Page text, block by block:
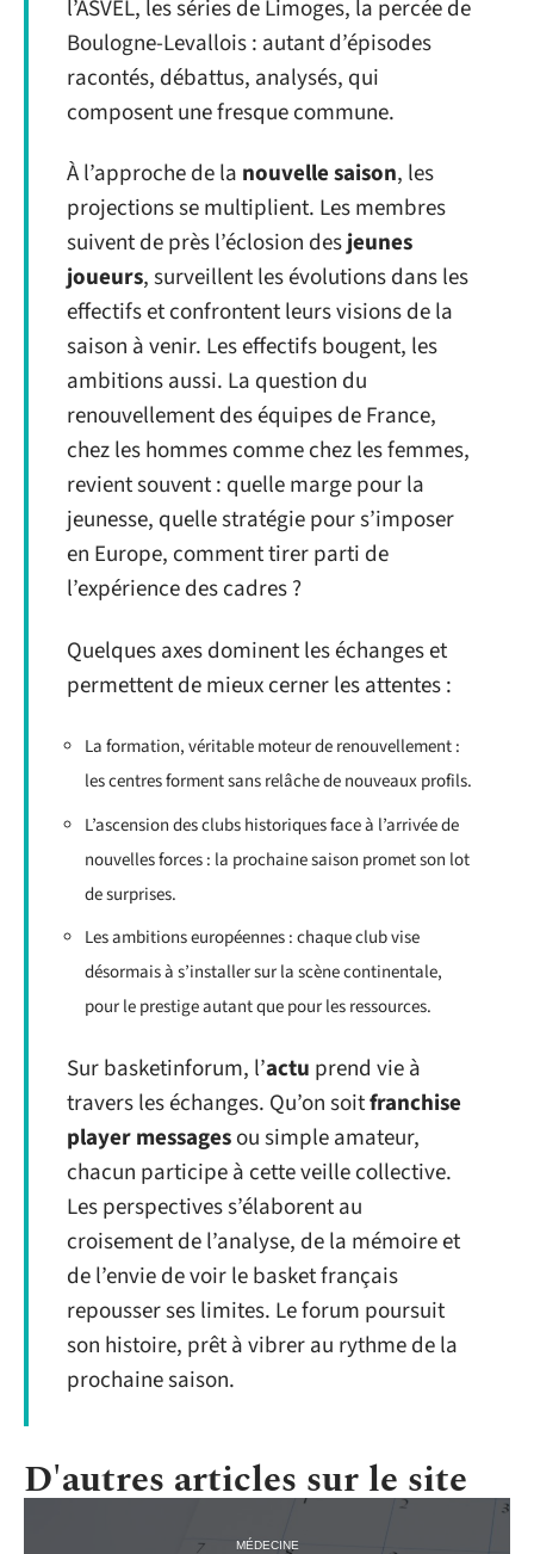
l’ASVEL, les séries de Limoges, la percée de
Boulogne-Levallois : autant d’épisodes
racontés, débattus, analysés, qui
composent une fresque commune.
À l’approche de la nouvelle saison, les
projections se multiplient. Les membres
suivent de près l’éclosion desjeunes
joueurs, surveillent les évolutions dans les
effectifs et confrontent leurs visions de la
saison à venir. Les effectifs bougent, les
ambitions aussi. La question du
renouvellement des équipes de France,
chez les hommes comme chez les femmes,
revient souvent : quelle marge pour la
jeunesse, quelle stratégie pour s’imposer
en Europe, comment tirer parti de
l’expérience des cadres ?
Quelques axes dominent les échanges et
permettent de mieux cerner les attentes :
La formation, véritable moteur de renouvellement :
les centres forment sans relâche de nouveaux profils.
L’ascension des clubs historiques face à l’arrivée de
nouvelles forces : la prochaine saison promet son lot
de surprises.
Les ambitions européennes : chaque club vise
désormais à s’installer sur la scène continentale,
pour le prestige autant que pour les ressources.
Sur basketinforum, l’actu prend vie à
travers les échanges. Qu’on soitfranchise
player messagesou simple amateur,
chacun participe à cette veille collective.
Les perspectives s’élaborent au
croisement de l’analyse, de la mémoire et
de l’envie de voir le basket français
repousser ses limites. Le forum poursuit
son histoire, prêt à vibrer au rythme de la
prochaine saison.
D'autres articles sur le site
MÉDECINE